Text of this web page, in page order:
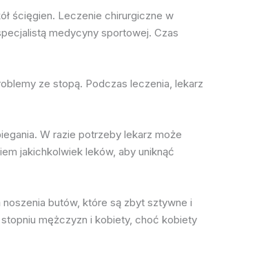
ścięgien. Leczenie chirurgiczne w
medycyny sportowej. Czas
ze stopą. Podczas leczenia, lekarz
W razie potrzeby lekarz może
jakichkolwiek leków, aby uniknąć
butów, które są zbyt sztywne i
mężczyzn i kobiety, choć kobiety